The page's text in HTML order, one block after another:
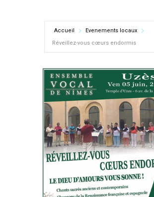
Accueil
Evenements locaux
Réveillez-vous cœurs endormis